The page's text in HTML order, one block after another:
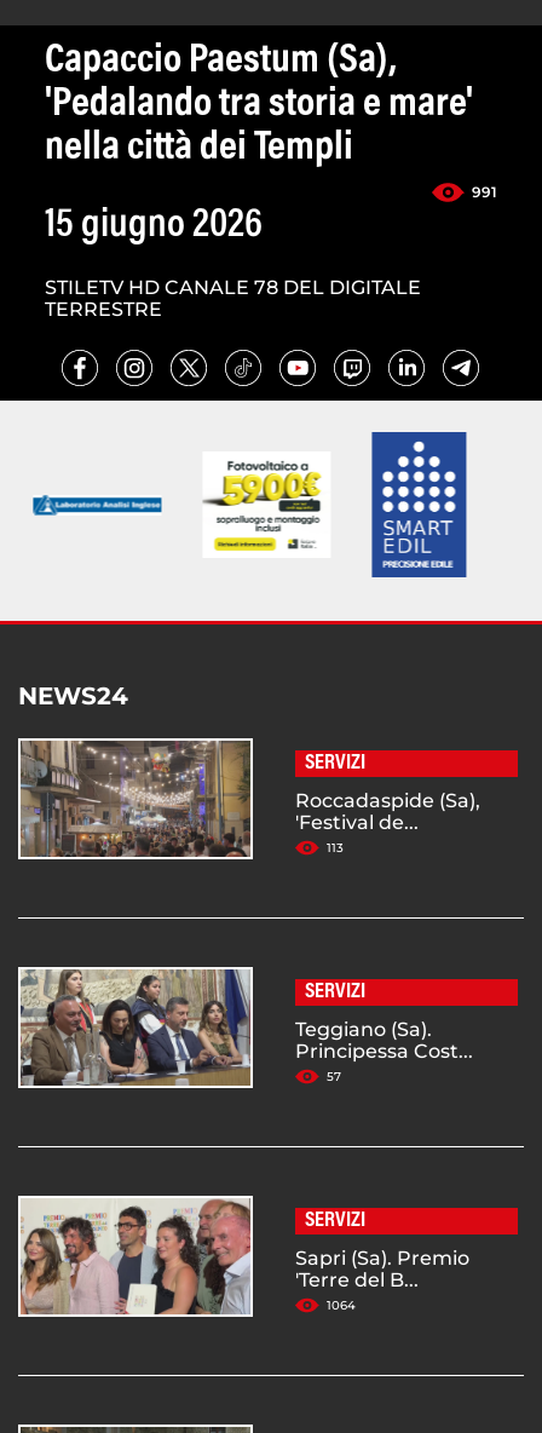
Capaccio Paestum (Sa),
'Pedalando tra storia e mare'
nella città dei Templi
991
15 giugno 2026
STILETV HD CANALE 78 DEL DIGITALE
TERRESTRE
NEWS24
SERVIZI
Roccadaspide (Sa),
'Festival de...
113
SERVIZI
Teggiano (Sa).
Principessa Cost...
57
SERVIZI
Sapri (Sa). Premio
'Terre del B...
1064